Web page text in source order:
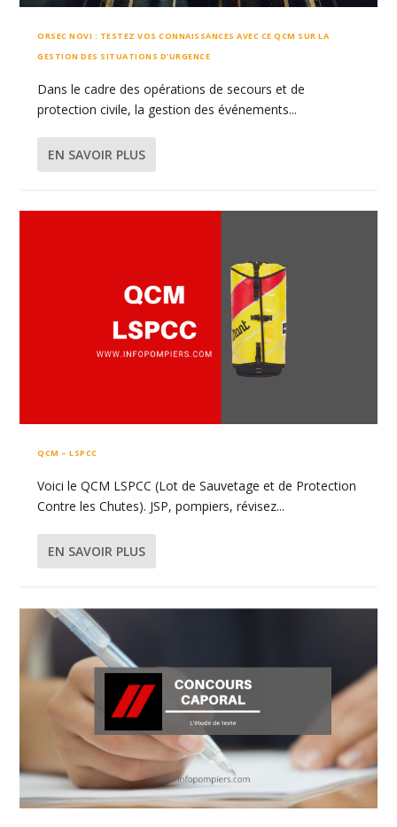
ORSEC NOVI : TESTEZ VOS CONNAISSANCES AVEC CE QCM SUR LA
GESTION DES SITUATIONS D’URGENCE
Dans le cadre des opérations de secours et de
protection civile, la gestion des événements...
EN SAVOIR PLUS
QCM – LSPCC
Voici le QCM LSPCC (Lot de Sauvetage et de Protection
Contre les Chutes). JSP, pompiers, révisez...
EN SAVOIR PLUS